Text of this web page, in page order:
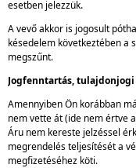
esetben jelezzük.
A vevő akkor is jogosult
késedelem következtében a
megszűnt.
Jogfenntartás,
Amennyiben Ön korábban
nem vette át (ide nem értve
Áru nem kereste jelzéssel
megrendelés teljesítését a
megfizetéséhez köti.